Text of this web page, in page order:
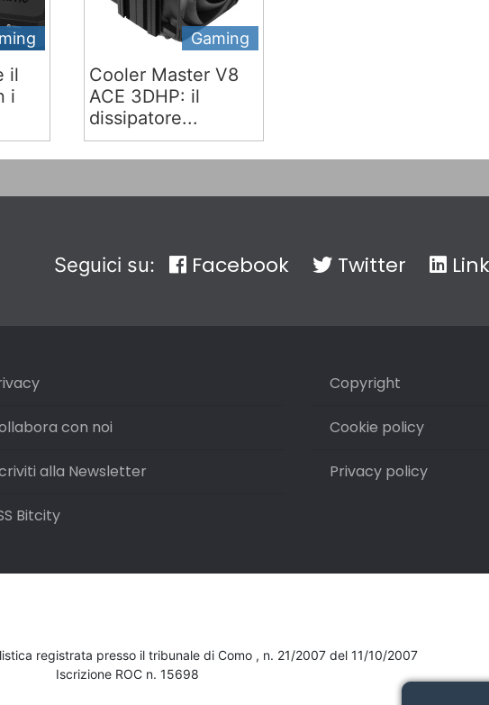
il
i
Gaming
Cooler Master V8
ACE 3DHP: il
dissipatore...
Seguici su: Facebook Twitter
con noi
alla Newsletter
Bitcity
Copyright
Cookie policy
Privacy policy
registrata presso il tribunale di Como , n. 21/2007 del 11/10/2007
Iscrizione ROC n. 15698